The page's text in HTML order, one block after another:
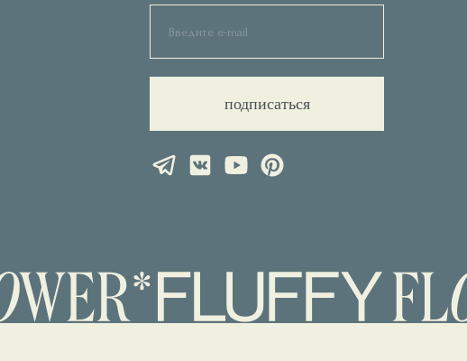
подписаться